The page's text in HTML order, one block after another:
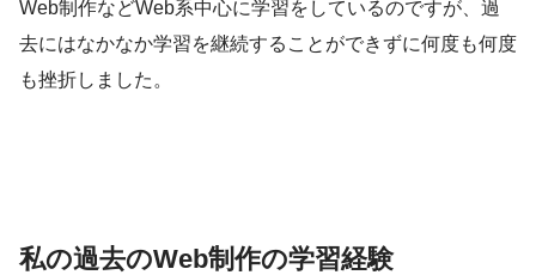
Web制作などWeb系中心に学習をしているのですが、過
去にはなかなか学習を継続することができずに何度も何度
も挫折しました。
私の過去のWeb制作の学習経験